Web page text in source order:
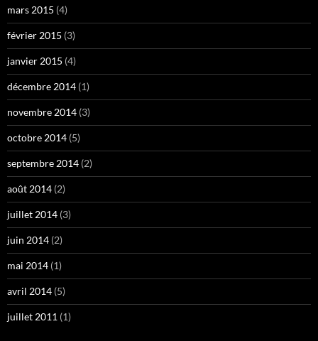
mars 2015 (4)
février 2015 (3)
janvier 2015 (4)
décembre 2014 (1)
novembre 2014 (3)
octobre 2014 (5)
septembre 2014 (2)
août 2014 (2)
juillet 2014 (3)
juin 2014 (2)
mai 2014 (1)
avril 2014 (5)
juillet 2011 (1)